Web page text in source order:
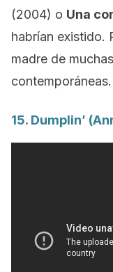
(2004) o Una
habrían existido.
madre de
contemporáneas.
15. Dumplin’